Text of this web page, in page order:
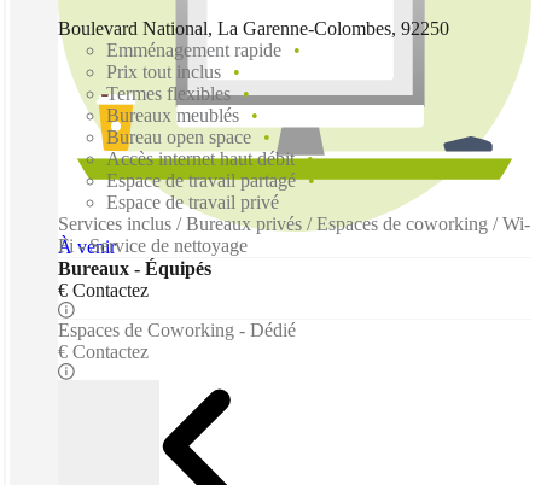
À venir
Boulevard National, La Garenne-Colombes, 92250
Emménagement rapide
Prix tout inclus
Termes flexibles
Bureaux meublés
Bureau open space
Accès internet haut débit
Espace de travail partagé
Espace de travail privé
Services inclus / Bureaux privés / Espaces de coworking / Wi-
Fi - Service de nettoyage
Bureaux - Équipés
€ Contactez
Espaces de Coworking - Dédié
€ Contactez